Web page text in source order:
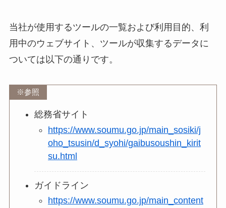
当社が使用するツールの一覧および利用目的、利
用中のウェブサイト、ツールが収集するデータに
ついては以下の通りです。
※参照
総務省サイト
https://www.soumu.go.jp/main_sosiki/j
oho_tsusin/d_syohi/gaibusoushin_kirit
su.html
ガイドライン
https://www.soumu.go.jp/main_content